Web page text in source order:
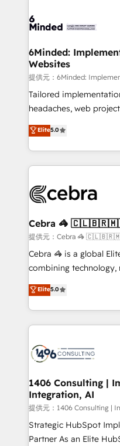
Iberia (Spain &
growth. Our
that simplify
turn innovation into real impact.
HubSpot Partner since
Award: Best
technology for
English, Spanish,
6Minded:
Websites
提供元：6Minded:
Tailored
headaches, web projects
house team of certified
developers, designers,
aspects of your HubSpot. ✨ 400+ global
100+ seamless
implementations, and
CS: 245% organic
full-funnel HubSpot
boost with a new HubSpot site
🏆 HubSpot Platform
Inbound Campaign of
Award for Best Website
Elite5.0
Cebra 🦓
提供元：Cebra 🦓
Cebra 🦓 is a global
combining
expertise across Latin
Europe, with teams
we combine local
help businesses grow
500+ HubSpot
inbound and loop
creativity. Our
Portuguese, and
that drive measurable growth. 🌎
years as a HubSpot
Elite5.0
1406 Consulting |
Integration, AI
提供元：1406 Consulting |
Strategic HubSpot
Partner As an Elite HubSpot Partner, 1406 Consulting